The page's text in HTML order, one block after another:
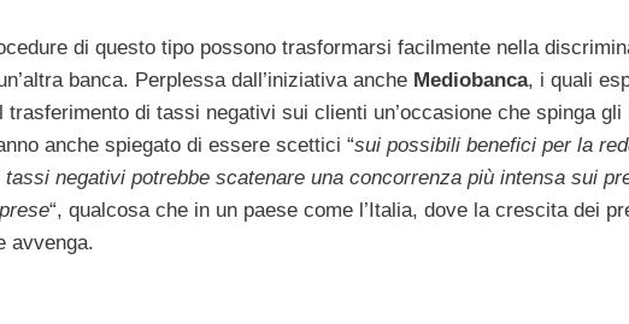
di questo tipo possono trasformarsi facilmente nella
banca. Perplessa dall’iniziativa anche Mediobanca, i quali
di tassi negativi sui clienti un’occasione che spinga
anche spiegato di essere scettici “sui possibili benefici per la
tassi negativi potrebbe scatenare una concorrenza più intensa sui
“, qualcosa che in un paese come l’Italia, dove la crescita dei
avvenga.